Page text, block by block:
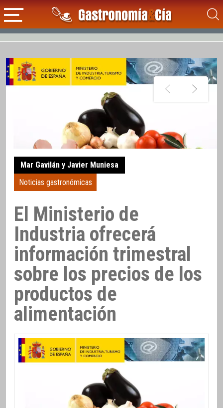
Mar Gavilán y Javier Muniesa
Noticias gastronómicas
El Ministerio de
Industria ofrecerá
información trimestral
sobre los precios de los
productos de
alimentación